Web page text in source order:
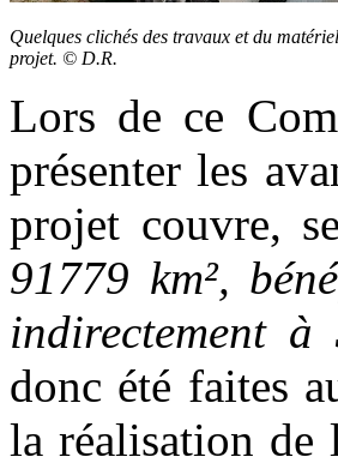
Quelques clichés des travaux et du
projet. © D.R.
Lors de ce
présenter les
projet couvre,
91779 km²,
indirectement à
donc été faites
la réalisation de